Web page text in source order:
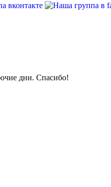
дни. Спасибо!